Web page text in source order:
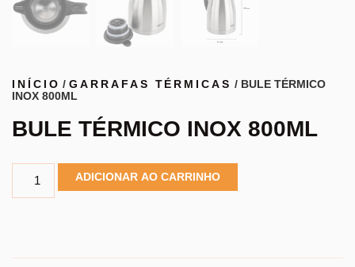
INÍCIO /GARRAFAS TÉRMICAS / BULE TÉRMICO
INOX 800ML
BULE TÉRMICO INOX 800ML
ADICIONAR AO CARRINHO